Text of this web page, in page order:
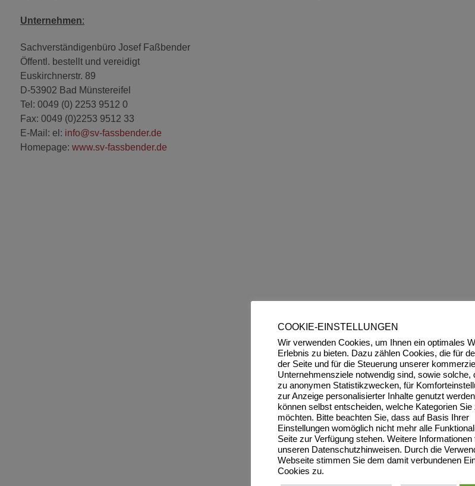
Unternehmen:
Sachverständigenbüro Josef Faßbender
Öffentl. bestellt und vereidigt
Euskirchnerstr. 89
D-53902 Bad Münstereifel
Tel: 0049 (0) 2253 9512 0
Fax: 0049 (0)2253 9512 33
E-Mail: el: info@sv-fassbender.de
Homepage: www.sv-fassbender.de
COOKIE-EINSTELLUNGEN
Wir verwenden Cookies, um Ihnen ein optimales
Erlebnis zu bieten. Dazu zählen Cookies, die für
der Seite und für die Steuerung unserer
Unternehmensziele notwendig sind, sowie solche,
zu anonymen Statistikzwecken, für
zur Anzeige personalisierter Inhalte genutzt
können selbst entscheiden, welche Kategorien Sie
möchten. Bitte beachten Sie, dass auf Basis Ihrer
Einstellungen womöglich nicht mehr alle
Seite zur Verfügung stehen. Weitere Informationen
unseren Datenschutzhinweisen. Durch die
Webseite stimmen Sie dem damit verbundenen
Cookies zu.